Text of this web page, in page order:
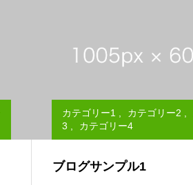
カテゴリー1 , カテゴリー2 ,
3 , カテゴリー4
ブログサンプル1